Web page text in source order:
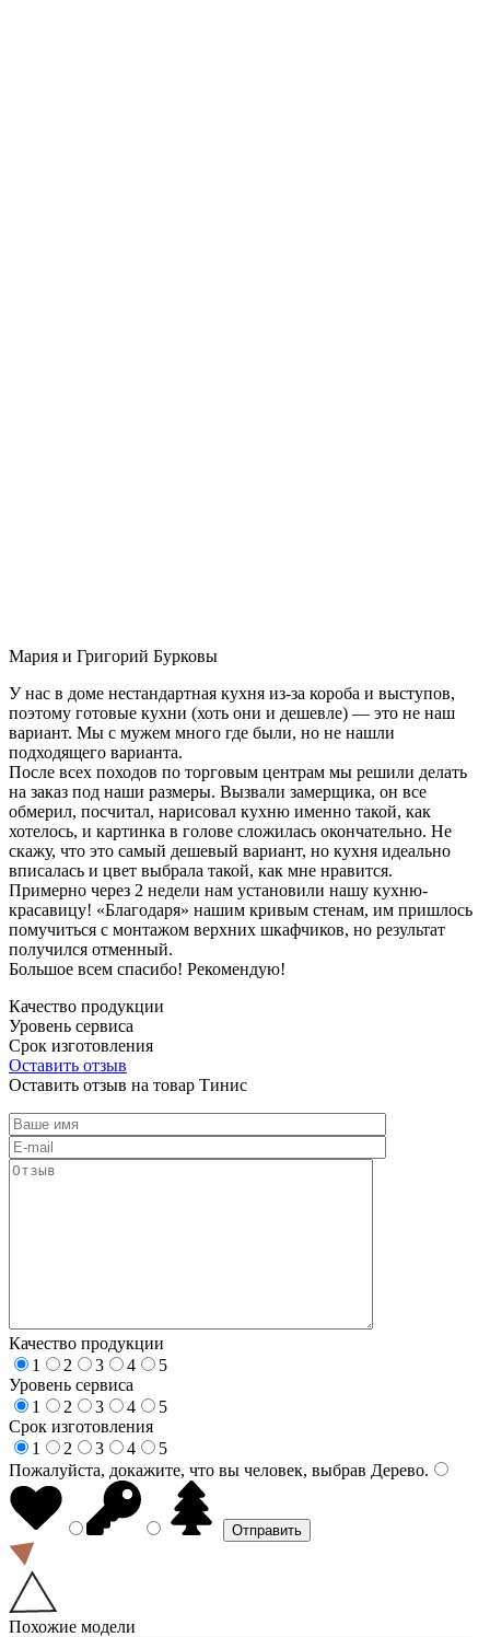
Мария и Григорий Бурковы
У нас в доме нестандартная кухня из-за короба и выступов,
поэтому готовые кухни (хоть они и дешевле) — это не наш
вариант. Мы с мужем много где были, но не нашли
подходящего варианта.
После всех походов по торговым центрам мы решили делать
на заказ под наши размеры. Вызвали замерщика, он все
обмерил, посчитал, нарисовал кухню именно такой, как
хотелось, и картинка в голове сложилась окончательно. Не
скажу, что это самый дешевый вариант, но кухня идеально
вписалась и цвет выбрала такой, как мне нравится.
Примерно через 2 недели нам установили нашу кухню-
красавицу! «Благодаря» нашим кривым стенам, им пришлось
помучиться с монтажом верхних шкафчиков, но результат
получился отменный.
Большое всем спасибо! Рекомендую!
Качество продукции
Уровень сервиса
Срок изготовления
Оставить отзыв
Оставить отзыв на товар Тинис
Качество продукции
1
2 3 4
5
Уровень сервиса
1
2 3 4
5
Срок изготовления
1
2 3 4
5
Пожалуйста, докажите, что вы человек, выбрав Дерево.
Похожие модели